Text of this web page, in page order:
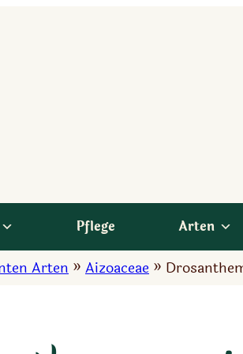
Pflege Arten
Arten » Aizoaceae »